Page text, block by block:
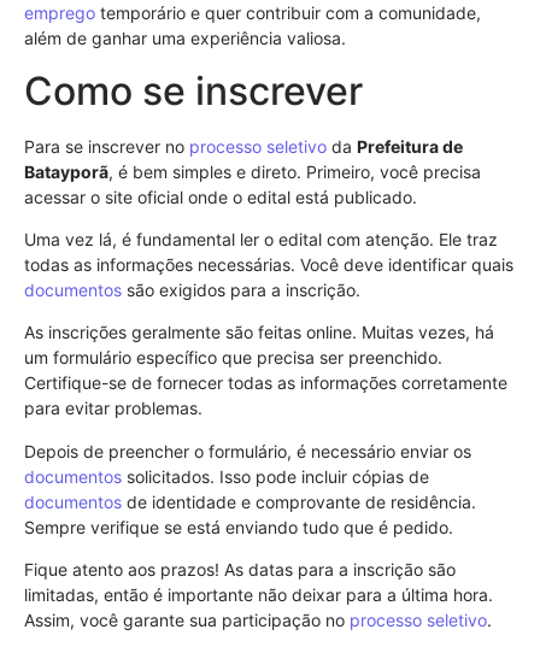
emprego temporário e quer contribuir com a comunidade,
além de ganhar uma experiência valiosa.
Como se inscrever
Para se inscrever no processo seletivo da Prefeitura de
Batayporã, é bem simples e direto. Primeiro, você precisa
acessar o site oficial onde o edital está publicado.
Uma vez lá, é fundamental ler o edital com atenção. Ele traz
todas as informações necessárias. Você deve identificar quais
documentos são exigidos para a inscrição.
As inscrições geralmente são feitas online. Muitas vezes, há
um formulário específico que precisa ser preenchido.
Certifique-se de fornecer todas as informações corretamente
para evitar problemas.
Depois de preencher o formulário, é necessário enviar os
documentos solicitados. Isso pode incluir cópias de
documentos de identidade e comprovante de residência.
Sempre verifique se está enviando tudo que é pedido.
Fique atento aos prazos! As datas para a inscrição são
limitadas, então é importante não deixar para a última hora.
Assim, você garante sua participação no processo seletivo.